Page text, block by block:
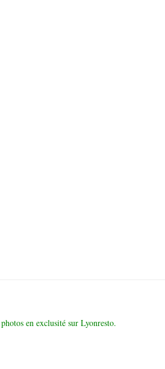
en exclusité sur Lyonresto.